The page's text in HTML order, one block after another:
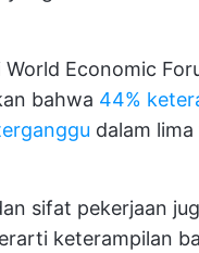
World Economic
bahwa 44%
dalam
sifat pekerjaan
keterampilan